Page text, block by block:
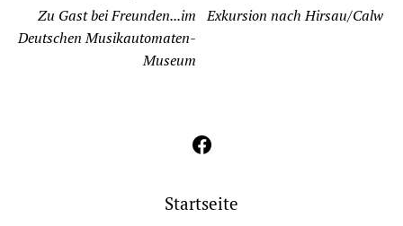
Zu Gast bei Freunden...im
Deutschen Musikautomaten-
Museum
Exkursion nach Hirsau/Calw
Startseite